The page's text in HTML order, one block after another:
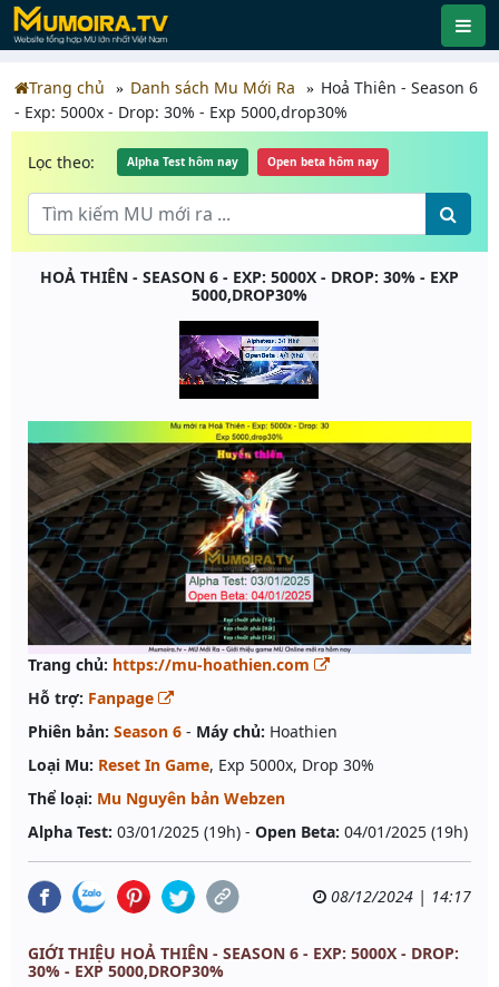
Trang chủ Danh sách Mu Mới Ra
Hoả Thiên - Season 6
- Exp: 5000x - Drop: 30% - Exp 5000,drop30%
Lọc theo: Alpha Test hôm nay Open beta hôm nay
HOẢ THIÊN - SEASON 6 - EXP: 5000X - DROP: 30% - EXP
5000,DROP30%
Trang chủ: https://mu-hoathien.com
Hỗ trợ: Fanpage
Phiên bản: Season 6 - Máy chủ: Hoathien
Loại Mu: Reset In Game, Exp 5000x, Drop 30%
Thể loại: Mu Nguyên bản Webzen
Alpha Test: 03/01/2025 (19h) - Open Beta: 04/01/2025 (19h)
08/12/2024 | 14:17
GIỚI THIỆU HOẢ THIÊN - SEASON 6 - EXP: 5000X - DROP:
30% - EXP 5000,DROP30%